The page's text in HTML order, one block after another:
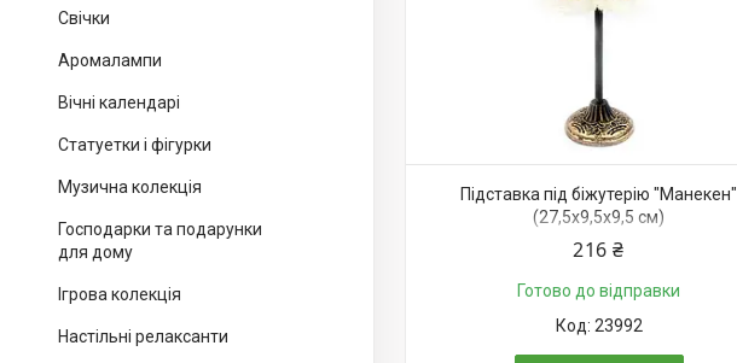
Свічки
Аромалампи
Вічні календарі
Статуетки і фігурки
Музична колекція
Господарки та подарунки
для дому
Ігрова колекція
Настільні релаксанти
Підставка під біжутерію "Манекен"
(27,5х9,5х9,5 см)
216 ₴
Готово до відправки
23992